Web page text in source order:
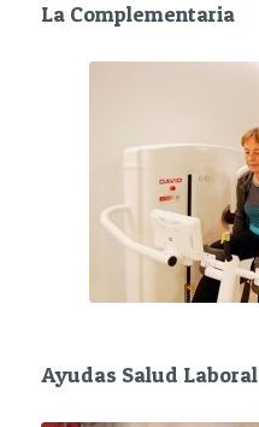
La Complementaria
Ayudas Salud Laboral